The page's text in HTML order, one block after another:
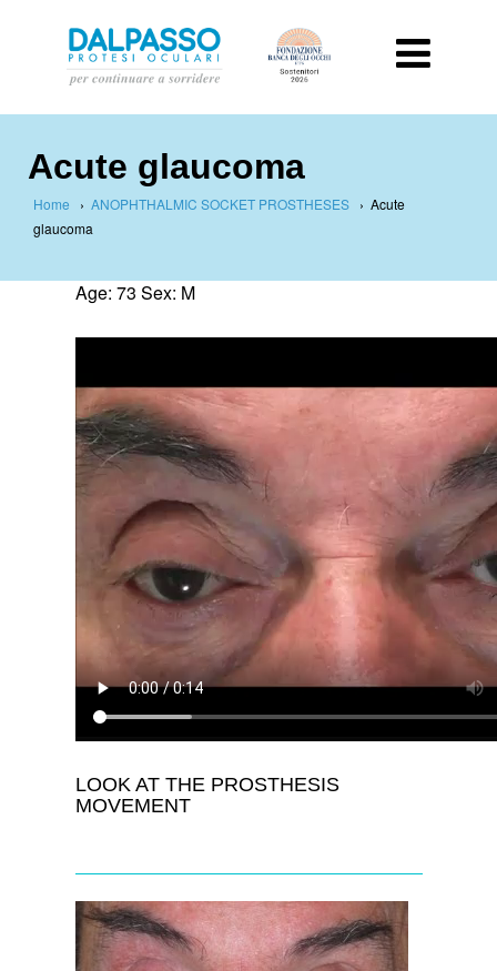
Acute glaucoma
Home › ANOPHTHALMIC SOCKET PROSTHESES › Acute
glaucoma
Age: 73 Sex: M
LOOK AT THE PROSTHESIS
MOVEMENT